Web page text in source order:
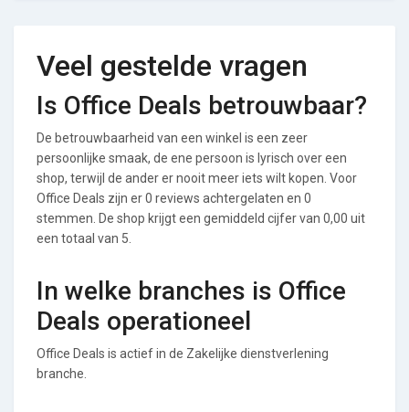
Veel gestelde vragen
Is Office Deals betrouwbaar?
De betrouwbaarheid van een winkel is een zeer
persoonlijke smaak, de ene persoon is lyrisch over een
shop, terwijl de ander er nooit meer iets wilt kopen. Voor
Office Deals zijn er 0 reviews achtergelaten en 0
stemmen. De shop krijgt een gemiddeld cijfer van 0,00 uit
een totaal van 5.
In welke branches is Office
Deals operationeel
Office Deals is actief in de Zakelijke dienstverlening
branche.